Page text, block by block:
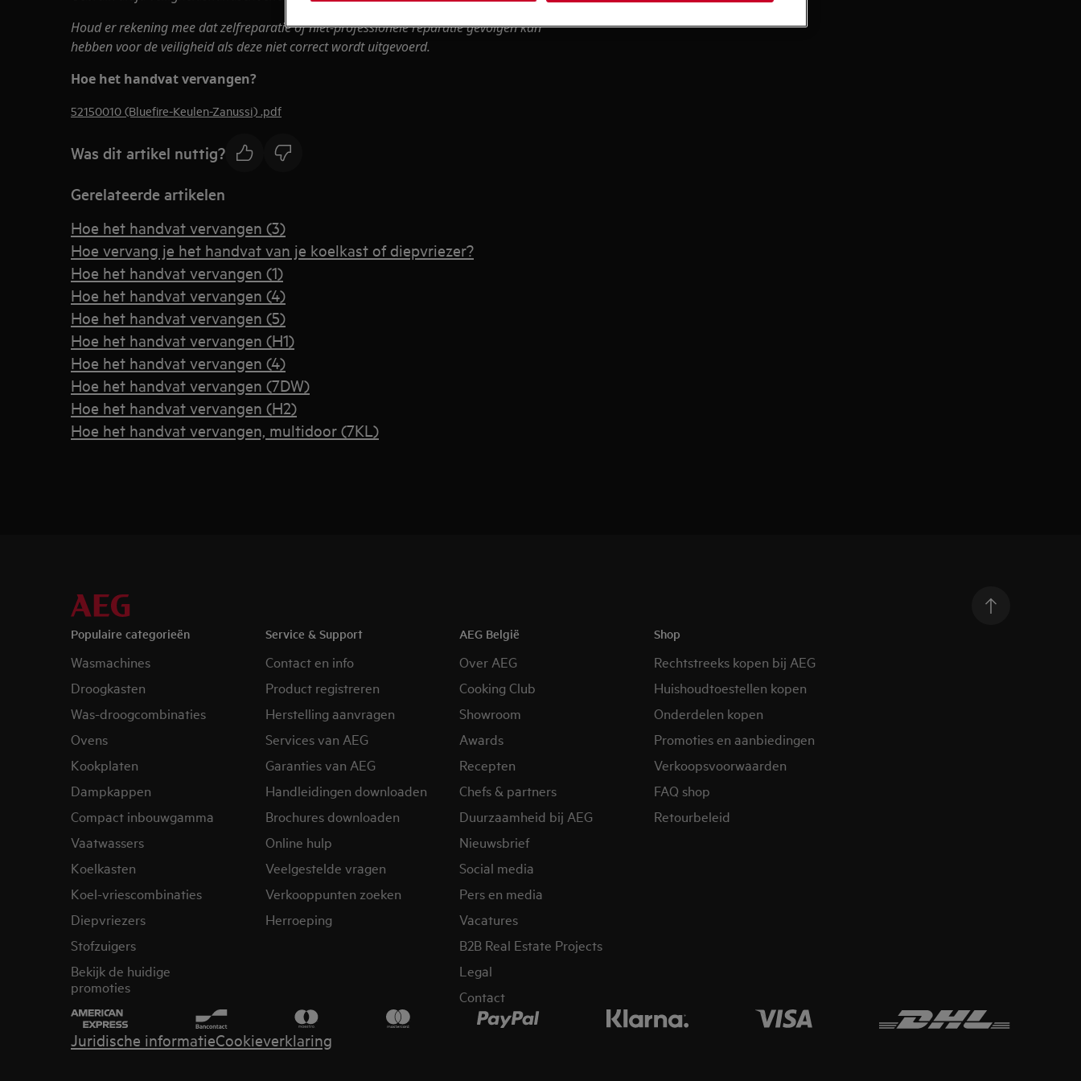
Houd er rekening mee dat zelfreparatie of niet-professionele reparatie gevolgen kan
hebben voor de veiligheid als deze niet correct wordt uitgevoerd.
Hoe het handvat vervangen?
52150010 (Bluefire-Keulen-Zanussi) .pdf
Was dit artikel nuttig?
Gerelateerde artikelen
Hoe het handvat vervangen (3)
Hoe vervang je het handvat van je koelkast of diepvriezer?
Hoe het handvat vervangen (1)
Hoe het handvat vervangen (4)
Hoe het handvat vervangen (5)
Hoe het handvat vervangen (H1)
Hoe het handvat vervangen (4)
Hoe het handvat vervangen (7DW)
Hoe het handvat vervangen (H2)
Hoe het handvat vervangen, multidoor (7KL)
Populaire categorieën
Wasmachines
Droogkasten
Was-droogcombinaties
Ovens
Kookplaten
Dampkappen
Compact inbouwgamma
Vaatwassers
Koelkasten
Koel-vriescombinaties
Diepvriezers
Stofzuigers
Bekijk de huidige
promoties
Service & Support
Contact en info
Product registreren
Herstelling aanvragen
Services van AEG
Garanties van AEG
Handleidingen downloaden
Brochures downloaden
Online hulp
Veelgestelde vragen
Verkooppunten zoeken
Herroeping
AEG België
Over AEG
Cooking Club
Showroom
Awards
Recepten
Chefs & partners
Duurzaamheid bij AEG
Nieuwsbrief
Social media
Pers en media
Vacatures
B2B Real Estate Projects
Legal
Contact
Shop
Rechtstreeks kopen bij AEG
Huishoudtoestellen kopen
Onderdelen kopen
Promoties en aanbiedingen
Verkoopsvoorwaarden
FAQ shop
Retourbeleid​
Juridische informatieCookieverklaring